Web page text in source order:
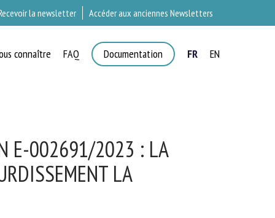
la newsletter Accéder aux anciennes Newsletters
connaître FAQ Documentation FR EN
E-002691/2023 : LA
LA